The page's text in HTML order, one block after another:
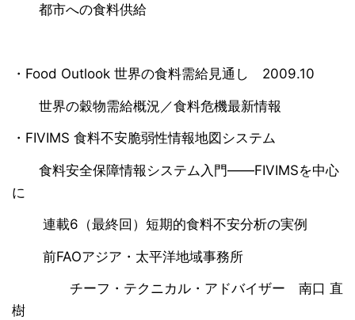
都市への食料供給
・Food Outlook 世界の食料需給見通し 2009.10
世界の穀物需給概況／食料危機最新情報
・FIVIMS 食料不安脆弱性情報地図システム
食料安全保障情報システム入門――FIVIMSを中心
に
連載6（最終回）短期的食料不安分析の実例
前FAOアジア・太平洋地域事務所
チーフ・テクニカル・アドバイザー 南口 直
樹